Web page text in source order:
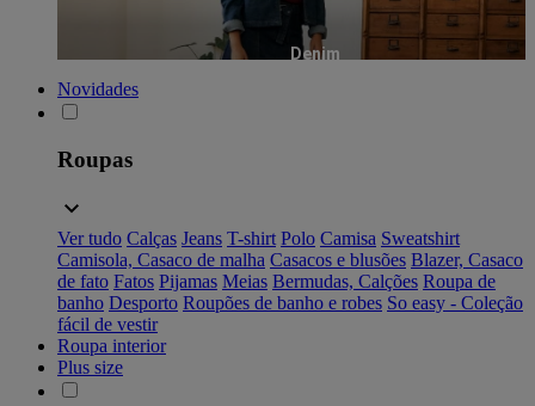
Denim
Novidades
Roupas
Ver tudo Calças Jeans T-shirt Polo Camisa Sweatshirt
Camisola, Casaco de malha Casacos e blusões Blazer, Casaco
de fato Fatos Pijamas Meias Bermudas, Calções Roupa de
banho Desporto Roupões de banho e robes So easy - Coleção
fácil de vestir
Roupa interior
Plus size